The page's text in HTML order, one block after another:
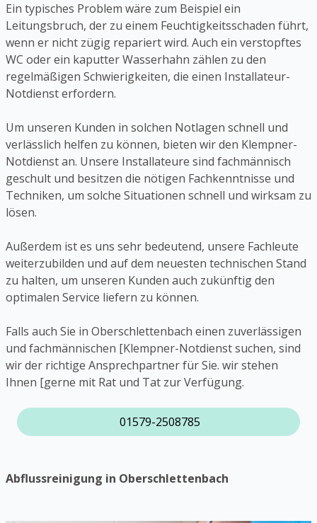
Ein typisches Problem wäre zum Beispiel ein
Leitungsbruch, der zu einem Feuchtigkeitsschaden führt,
wenn er nicht zügig repariert wird. Auch ein verstopftes
WC oder ein kaputter Wasserhahn zählen zu den
regelmäßigen Schwierigkeiten, die einen Installateur-
Notdienst erfordern.
Um unseren Kunden in solchen Notlagen schnell und
verlässlich helfen zu können, bieten wir den Klempner-
Notdienst an. Unsere Installateure sind fachmännisch
geschult und besitzen die nötigen Fachkenntnisse und
Techniken, um solche Situationen schnell und wirksam zu
lösen.
Außerdem ist es uns sehr bedeutend, unsere Fachleute
weiterzubilden und auf dem neuesten technischen Stand
zu halten, um unseren Kunden auch zukünftig den
optimalen Service liefern zu können.
Falls auch Sie in Oberschlettenbach einen zuverlässigen
und fachmännischen [Klempner-Notdienst suchen, sind
wir der richtige Ansprechpartner für Sie. wir stehen
Ihnen [gerne mit Rat und Tat zur Verfügung.
01579-2508785
Abflussreinigung in Oberschlettenbach